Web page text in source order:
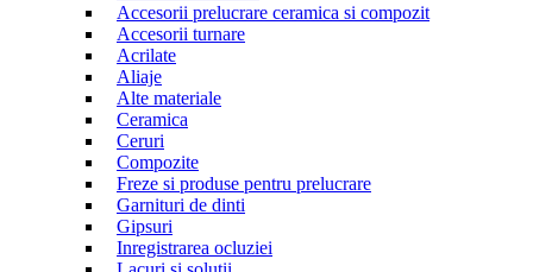
Accesorii prelucrare ceramica si compozit
Accesorii turnare
Acrilate
Aliaje
Alte materiale
Ceramica
Ceruri
Compozite
Freze si produse pentru prelucrare
Garnituri de dinti
Gipsuri
Inregistrarea ocluziei